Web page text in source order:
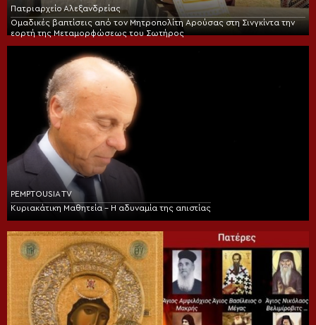
Πατριαρχείο Αλεξανδρείας
Ομαδικές βαπτίσεις από τον Μητροπολίτη Αρούσας στη Σινγκίντα την
εορτή της Μεταμορφώσεως του Σωτήρος
PEMPTOUSIA TV
Κυριακάτικη Μαθητεία – Η αδυναμία της απιστίας